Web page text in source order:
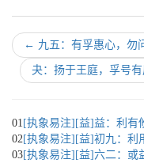
← 九五：有孚惠心，勿
夬：扬于王庭，孚号
01 [执象易注][益]益：利有
02[执象易注][益]初九：利
03[执象易注][益]六二：或